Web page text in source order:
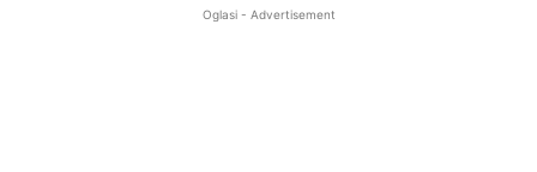
Oglasi - Advertisement